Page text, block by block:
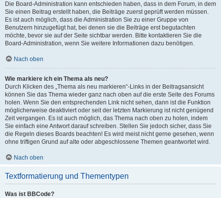
Die Board-Administration kann entschieden haben, dass in dem Forum, in dem
Sie einen Beitrag erstellt haben, die Beiträge zuerst geprüft werden müssen.
Es ist auch möglich, dass die Administration Sie zu einer Gruppe von
Benutzern hinzugefügt hat, bei denen sie die Beiträge erst begutachten
möchte, bevor sie auf der Seite sichtbar werden. Bitte kontaktieren Sie die
Board-Administration, wenn Sie weitere Informationen dazu benötigen.
Nach oben
Wie markiere ich ein Thema als neu?
Durch Klicken des „Thema als neu markieren“-Links in der Beitragsansicht
können Sie das Thema wieder ganz nach oben auf die erste Seite des Forums
holen. Wenn Sie den entsprechenden Link nicht sehen, dann ist die Funktion
möglicherweise deaktiviert oder seit der letzten Markierung ist nicht genügend
Zeit vergangen. Es ist auch möglich, das Thema nach oben zu holen, indem
Sie einfach eine Antwort darauf schreiben. Stellen Sie jedoch sicher, dass Sie
die Regeln dieses Boards beachten! Es wird meist nicht gerne gesehen, wenn
ohne triftigen Grund auf alte oder abgeschlossene Themen geantwortet wird.
Nach oben
Textformatierung und Thementypen
Was ist BBCode?